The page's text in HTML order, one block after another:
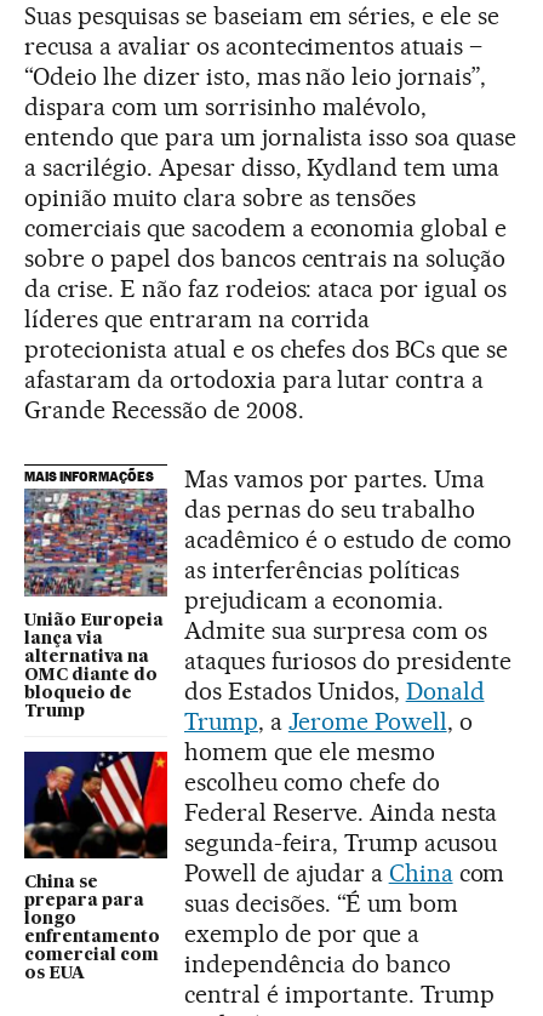
Suas pesquisas se baseiam em séries, e ele se
recusa a avaliar os acontecimentos atuais –
“Odeio lhe dizer isto, mas não leio jornais”,
dispara com um sorrisinho malévolo,
entendo que para um jornalista isso soa quase
a sacrilégio. Apesar disso, Kydland tem uma
opinião muito clara sobre as tensões
comerciais que sacodem a economia global e
sobre o papel dos bancos centrais na solução
da crise. E não faz rodeios: ataca por igual os
líderes que entraram na corrida
protecionista atual e os chefes dos BCs que se
afastaram da ortodoxia para lutar contra a
Grande Recessão de 2008.
MAIS INFORMAÇÕES
União Europeia
lança via
alternativa na
OMC diante do
bloqueio de
Trump
China se
prepara para
longo
enfrentamento
comercial com
os EUA
Mas vamos por partes. Uma
das pernas do seu trabalho
acadêmico é o estudo de como
as interferências políticas
prejudicam a economia.
Admite sua surpresa com os
ataques furiosos do presidente
dos Estados Unidos, Donald
Trump, a Jerome Powell, o
homem que ele mesmo
escolheu como chefe do
Federal Reserve. Ainda nesta
segunda-feira, Trump acusou
Powell de ajudar a Chinacom
suas decisões. “É um bom
exemplo de por que a
independência do banco
central é importante. Trump